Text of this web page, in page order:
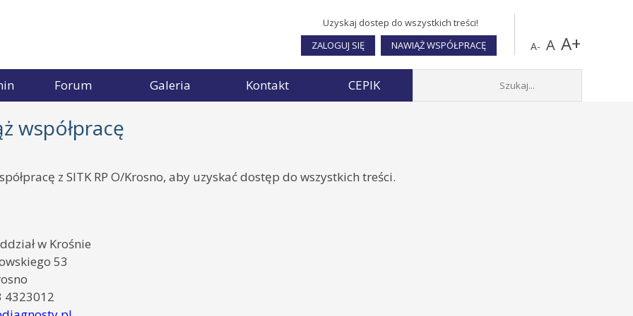
A- A A+
Uzyskaj dostep do wszystkich treści!
ZALOGUJ SIĘ
NAWIĄŻ WSPÓŁPRACĘ
Forum Galeria Kontakt CEPIK
współpracę
z SITK RP O/Krosno, aby uzyskać dostęp do wszystkich treści.
w Krośnie
53
4323012